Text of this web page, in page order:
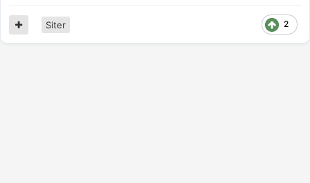
2
Siter